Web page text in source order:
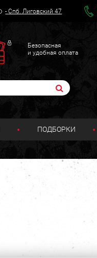
-Спб. Лиговский 47
Безопасная
и удобная оплата
ПОДБОРКИ